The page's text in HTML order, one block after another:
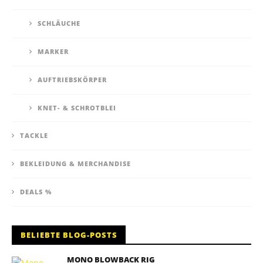
SCHLÄUCHE
MARKER
AUFTRIEBSKÖRPER
KNET- & SCHROTBLEI
TACKLE
BEKLEIDUNG & MERCHANDISE
DEALS %
BELIEBTE BLOG-POSTS
MONO BLOWBACK RIG